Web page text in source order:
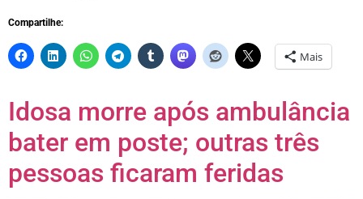
Compartilhe:
Mais
Idosa morre após ambulância
bater em poste; outras três
pessoas ficaram feridas